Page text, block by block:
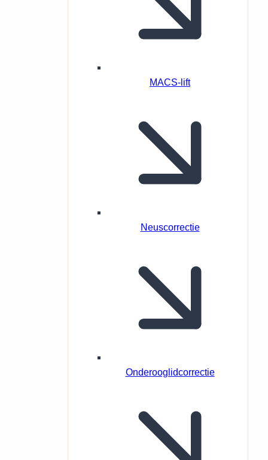
MACS-lift
Neuscorrectie
Onderooglidcorrectie